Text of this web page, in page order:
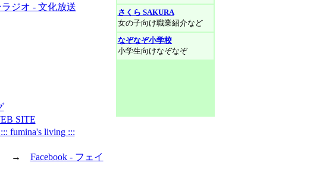
ジオ - 文化放送
SITE
fumina's living :::
） → Facebook - フェイ
さくら SAKURA
女の子向け職業紹介など
なぞなぞ小学校
小学生向けなぞなぞ